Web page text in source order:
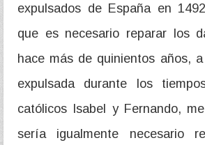
expulsados de España en
que es necesario reparar los
hace más de quinientos años,
expulsada durante los
católicos Isabel y Fernando,
sería igualmente necesario